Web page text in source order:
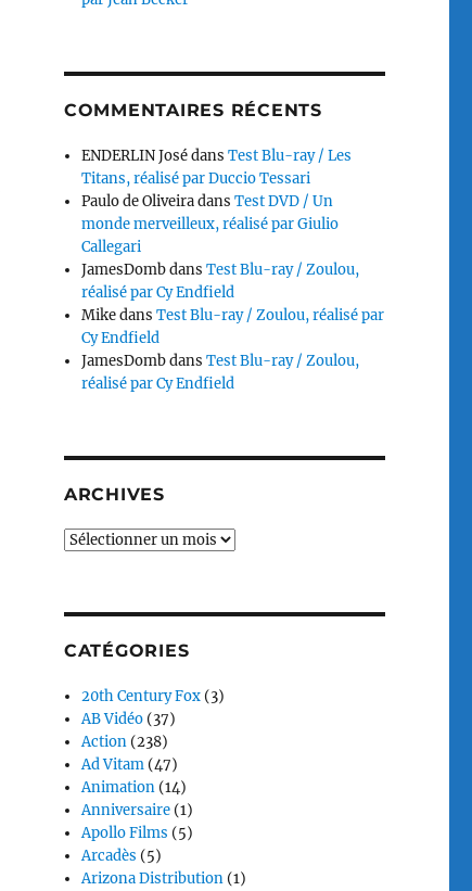
COMMENTAIRES RÉCENTS
ENDERLIN JosédansTest Blu-ray / Les
Titans, réalisé par Duccio Tessari
Paulo de OliveiradansTest DVD / Un
monde merveilleux, réalisé par Giulio
Callegari
JamesDombdansTest Blu-ray / Zoulou,
réalisé par Cy Endfield
MikedansTest Blu-ray / Zoulou, réalisé par
Cy Endfield
JamesDombdansTest Blu-ray / Zoulou,
réalisé par Cy Endfield
ARCHIVES
Archives
CATÉGORIES
20th Century Fox (3)
AB Vidéo (37)
Action (238)
Ad Vitam (47)
Animation (14)
Anniversaire (1)
Apollo Films (5)
Arcadès (5)
Arizona Distribution (1)